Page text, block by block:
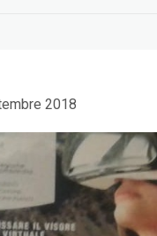
2018
kit
della